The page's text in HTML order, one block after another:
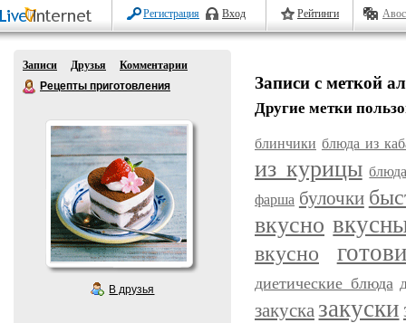
Регистрация Вход Рейтинги
Записи Друзья
Комментарии
Рецепты приготовления
В друзья
Записи с меткой
Другие метки
блинчики блюда из
из курицы
фарша булочки
вкусно
вкусно
диетические блюда
закусказакуски